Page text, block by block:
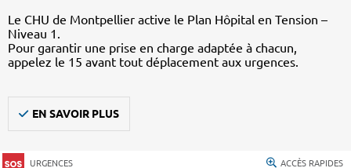
Le CHU de Montpellier active le Plan Hôpital en Tension –
Niveau 1.
Pour garantir une prise en charge adaptée à chacun,
appelez le 15 avant tout déplacement aux urgences.
EN SAVOIR PLUS
URGENCES ACCÈS RAPIDES